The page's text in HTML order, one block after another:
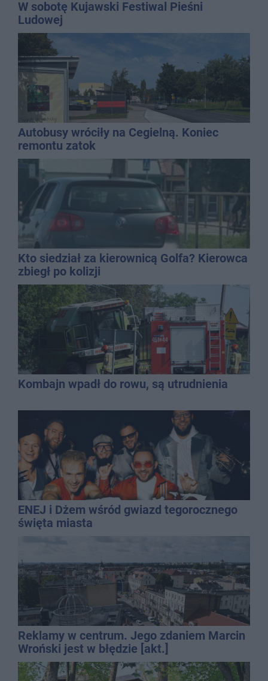
W sobotę Kujawski Festiwal Pieśni
Ludowej
Autobusy wróciły na Cegielną. Koniec
remontu zatok
Kto siedział za kierownicą Golfa? Kierowca
zbiegł po kolizji
Kombajn wpadł do rowu, są utrudnienia
ENEJ i Dżem wśród gwiazd tegorocznego
święta miasta
Reklamy w centrum. Jego zdaniem Marcin
Wroński jest w błędzie [akt.]